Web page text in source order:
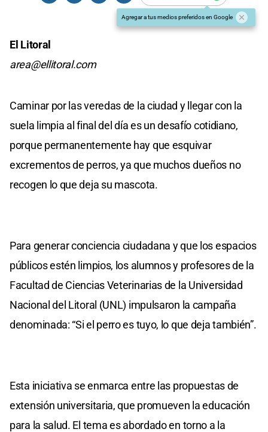
Agregar a tus medios preferidos en Google
El Litoral
area@ellitoral.com
Caminar por las veredas de la ciudad y llegar con la
suela limpia al final del día es un desafío cotidiano,
porque permanentemente hay que esquivar
excrementos de perros, ya que muchos dueños no
recogen lo que deja su mascota.
Para generar conciencia ciudadana y que los espacios
públicos estén limpios, los alumnos y profesores de la
Facultad de Ciencias Veterinarias de la Universidad
Nacional del Litoral (UNL) impulsaron la campaña
denominada: “Si el perro es tuyo, lo que deja también”.
Esta iniciativa se enmarca entre las propuestas de
extensión universitaria, que promueven la educación
para la salud. El tema es abordado en torno a la